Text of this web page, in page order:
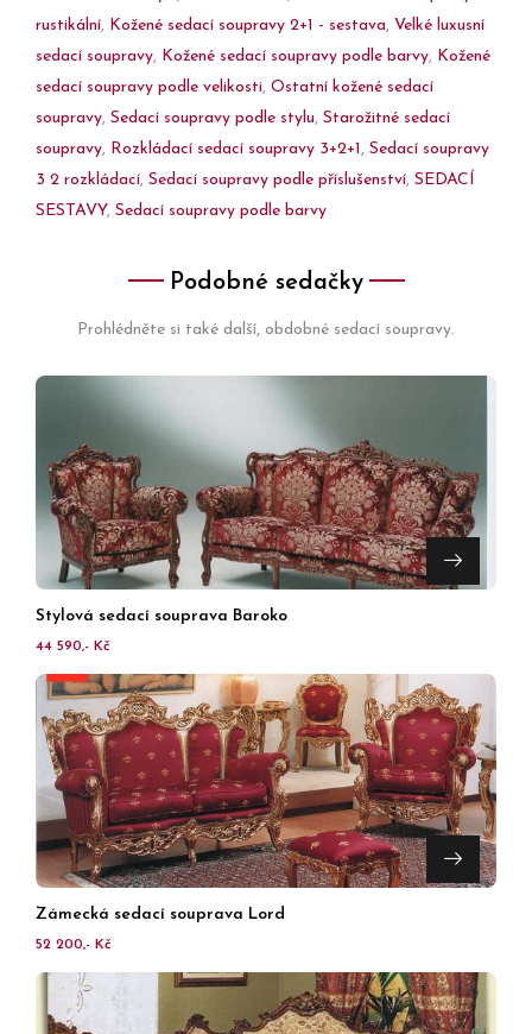
rustikální, Kožené sedací soupravy 2+1 - sestava, Velké luxusní
sedací soupravy, Kožené sedací soupravy podle barvy, Kožené
sedací soupravy podle velikosti, Ostatní kožené sedací
soupravy, Sedací soupravy podle stylu, Starožitné sedací
soupravy, Rozkládací sedací soupravy 3+2+1 , Sedací soupravy
3 2 rozkládací, Sedací soupravy podle příslušenství, SEDACÍ
SESTAVY, Sedací soupravy podle barvy
Podobné sedačky
Prohlédněte si také další, obdobné sedací soupravy.
Stylová sedací souprava Baroko
44 590,- Kč
Zámecká sedací souprava Lord
52 200,- Kč